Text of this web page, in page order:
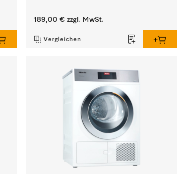
189,00 € zzgl. MwSt.
Vergleichen